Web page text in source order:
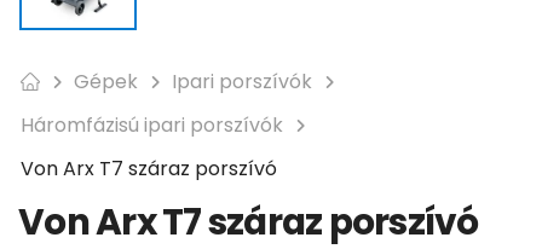
Gépek
Ipari porszívók
Háromfázisú ipari porszívók
Von Arx T7 száraz porszívó
Von Arx T7 száraz porszívó